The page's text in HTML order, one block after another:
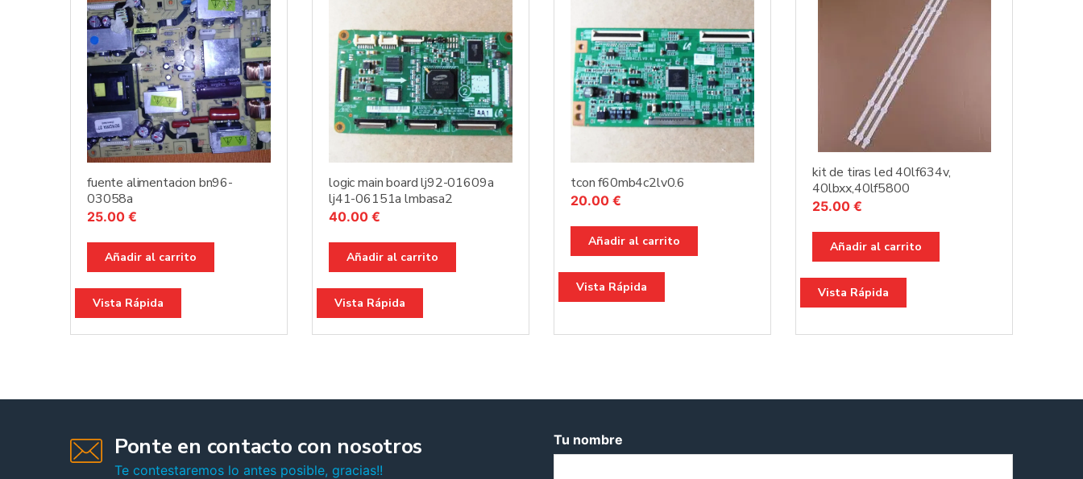
fuente alimentacion bn96-
03058a
25.00 €
Añadir al carrito
Vista Rápida
logic main board lj92-01609a
lj41-06151a lmbasa2
40.00 €
Añadir al carrito
Vista Rápida
tcon f60mb4c2lv0.6
20.00 €
Añadir al carrito
Vista Rápida
kit de tiras led 40lf634v,
40lbxx,40lf5800
25.00 €
Añadir al carrito
Vista Rápida
Ponte en contacto con nosotros
Te contestaremos lo antes posible, gracias!!
Tu nombre